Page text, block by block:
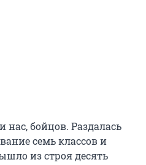
бойцов. Раздалась
семь классов и
из строя десять